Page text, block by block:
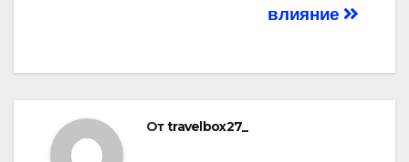
влияние
Отtravelbox27_